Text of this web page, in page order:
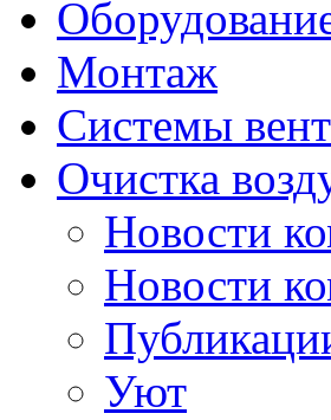
Монтаж
Системы
Очистка
Новости
Новости
Уют